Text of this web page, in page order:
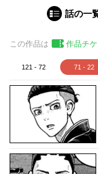
話の一
この作品は 作品チケ
121 - 72 71 - 22